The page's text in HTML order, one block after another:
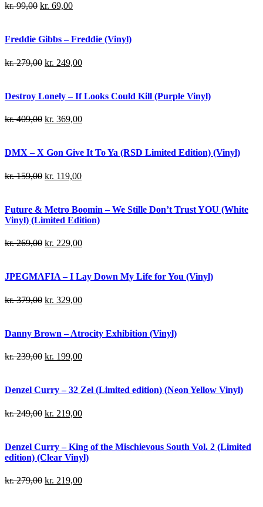
kr.99,00 kr. 69,00
Freddie Gibbs – Freddie (Vinyl)
kr.279,00 kr. 249,00
Destroy Lonely – If Looks Could Kill (Purple Vinyl)
kr.409,00 kr. 369,00
DMX – X Gon Give It To Ya (RSD Limited Edition) (Vinyl)
kr.159,00 kr. 119,00
Future & Metro Boomin – We Stille Don’t Trust YOU (White
Vinyl) (Limited Edition)
kr.269,00 kr. 229,00
JPEGMAFIA – I Lay Down My Life for You (Vinyl)
kr.379,00 kr. 329,00
Danny Brown – Atrocity Exhibition (Vinyl)
kr.239,00 kr. 199,00
Denzel Curry – 32 Zel (Limited edition) (Neon Yellow Vinyl)
kr.249,00 kr. 219,00
Denzel Curry – King of the Mischievous South Vol. 2 (Limited
edition) (Clear Vinyl)
kr.279,00 kr. 219,00